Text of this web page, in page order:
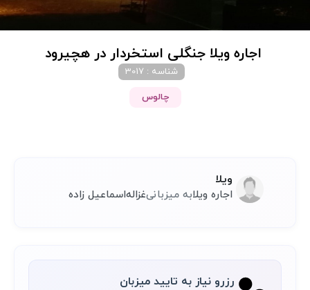
اجاره ویلا جنگلی استخردار در هچیرود
شناسه : 3017
چالوس
ویلا
اجاره ویلابه میزبانیغزالهاسماعیل زاده
رزرو نیاز به تایید میزبان